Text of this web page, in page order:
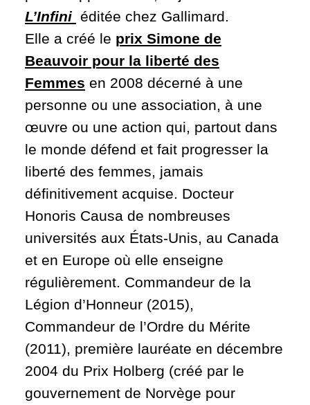
L’Infini éditée chez Gallimard.
Elle a créé le prix Simone de
Beauvoir pour la liberté des
Femmes en 2008 décerné à une
personne ou une association, à une
œuvre ou une action qui, partout dans
le monde défend et fait progresser la
liberté des femmes, jamais
définitivement acquise. Docteur
Honoris Causa de nombreuses
universités aux États-Unis, au Canada
et en Europe où elle enseigne
régulièrement. Commandeur de la
Légion d’Honneur (2015),
Commandeur de l’Ordre du Mérite
(2011), première lauréate en décembre
2004 du Prix Holberg (créé par le
gouvernement de Norvège pour